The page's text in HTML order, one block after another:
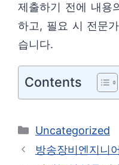
제출하기 전에 내용
하고, 필요 시 전문
습니다.
Contents
카
테
Uncategorized
방송장비엔지니